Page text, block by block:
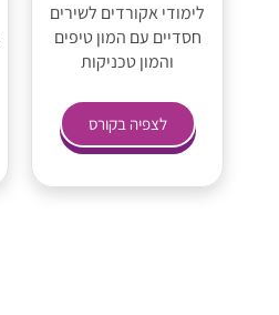
לימודי אקורדים לשירים
חסדיים עם המון טיפים
והמון טכניקות
לצפיה בקורס